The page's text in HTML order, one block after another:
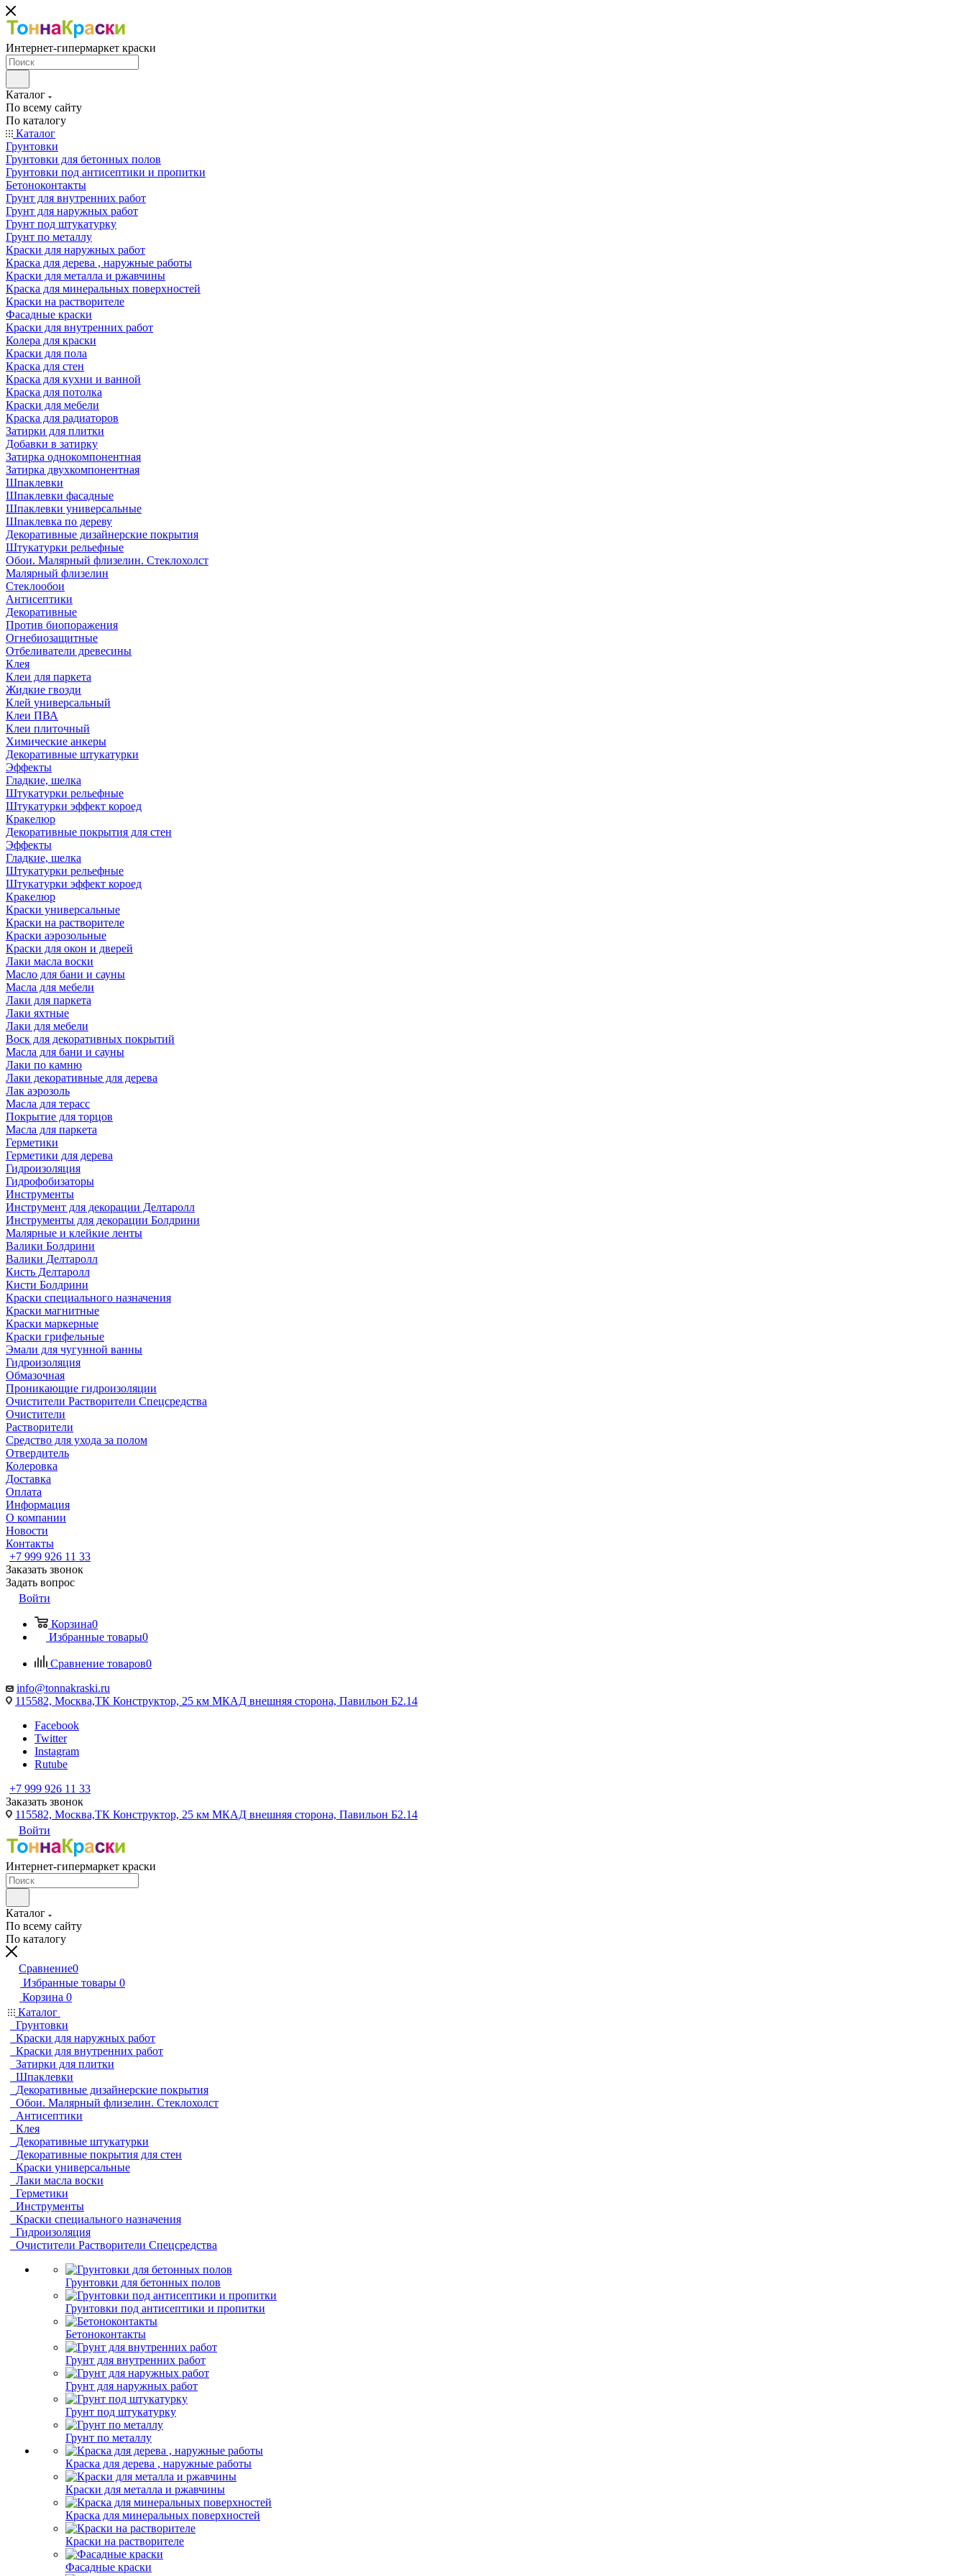
Интернет-гипермаркет краски
Каталог
По всему сайту
По каталогу
Каталог
Грунтовки
Грунтовки для бетонных полов
Грунтовки под антисептики и пропитки
Бетоноконтакты
Грунт для внутренних работ
Грунт для наружных работ
Грунт под штукатурку
Грунт по металлу
Краски для наружных работ
Краска для дерева , наружные работы
Краски для металла и ржавчины
Краска для минеральных поверхностей
Краски на растворителе
Фасадные краски
Краски для внутренних работ
Колера для краски
Краски для пола
Краска для стен
Краска для кухни и ванной
Краска для потолка
Краски для мебели
Краска для радиаторов
Затирки для плитки
Добавки в затирку
Затирка однокомпонентная
Затирка двухкомпонентная
Шпаклевки
Шпаклевки фасадные
Шпаклевки универсальные
Шпаклевка по дереву
Декоративные дизайнерские покрытия
Штукатурки рельефные
Обои. Малярный флизелин. Стеклохолст
Малярный флизелин
Стеклообои
Антисептики
Декоративные
Против биопоражения
Огнебиозащитные
Отбеливатели древесины
Клея
Клеи для паркета
Жидкие гвозди
Клей универсальный
Клеи ПВА
Клеи плиточный
Химические анкеры
Декоративные штукатурки
Эффекты
Гладкие, шелка
Штукатурки рельефные
Штукатурки эффект короед
Кракелюр
Декоративные покрытия для стен
Эффекты
Гладкие, шелка
Штукатурки рельефные
Штукатурки эффект короед
Кракелюр
Краски универсальные
Краски на растворителе
Краски аэрозольные
Краски для окон и дверей
Лаки масла воски
Масло для бани и сауны
Масла для мебели
Лаки для паркета
Лаки яхтные
Лаки для мебели
Воск для декоративных покрытий
Масла для бани и сауны
Лаки по камню
Лаки декоративные для дерева
Лак аэрозоль
Масла для терасс
Покрытие для торцов
Масла для паркета
Герметики
Герметики для дерева
Гидроизоляция
Гидрофобизаторы
Инструменты
Инструмент для декорации Делтаролл
Инструменты для декорации Болдрини
Малярные и клейкие ленты
Валики Болдрини
Валики Делтаролл
Кисть Делтаролл
Кисти Болдрини
Краски специального назначения
Краски магнитные
Краски маркерные
Краски грифельные
Эмали для чугунной ванны
Гидроизоляция
Обмазочная
Проникающие гидроизоляции
Очистители Растворители Спецсредства
Очистители
Растворители
Средство для ухода за полом
Отвердитель
Колеровка
Доставка
Оплата
Информация
О компании
Новости
Контакты
+7 999 926 11 33
Заказать звонок
Задать вопрос
Войти
Корзина0
Избранные товары0
Сравнение товаров0
info@tonnakraski.ru
115582, Москва,ТК Конструктор, 25 км МКАД внешняя сторона, Павильон Б2.14
Facebook
Twitter
Instagram
Rutube
+7 999 926 11 33
Заказать звонок
115582, Москва,ТК Конструктор, 25 км МКАД внешняя сторона, Павильон Б2.14
Войти
Интернет-гипермаркет краски
Каталог
По всему сайту
По каталогу
Сравнение0
Избранные товары 0
Корзина 0
Каталог
Грунтовки
Краски для наружных работ
Краски для внутренних работ
Затирки для плитки
Шпаклевки
Декоративные дизайнерские покрытия
Обои. Малярный флизелин. Стеклохолст
Антисептики
Клея
Декоративные штукатурки
Декоративные покрытия для стен
Краски универсальные
Лаки масла воски
Герметики
Инструменты
Краски специального назначения
Гидроизоляция
Очистители Растворители Спецсредства
Грунтовки для бетонных полов
Грунтовки под антисептики и пропитки
Бетоноконтакты
Грунт для внутренних работ
Грунт для наружных работ
Грунт под штукатурку
Грунт по металлу
Краска для дерева , наружные работы
Краски для металла и ржавчины
Краска для минеральных поверхностей
Краски на растворителе
Фасадные краски